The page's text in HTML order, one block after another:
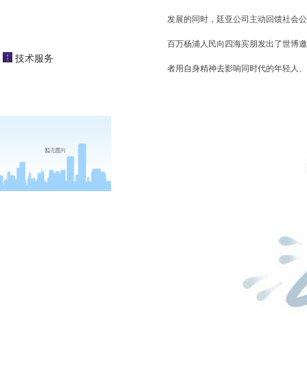
技术服务
发展的同时，廷亚公司主动回馈社会
百万杨浦人民向四海宾朋发出了世博
者用自身精神去影响同时代的年轻人